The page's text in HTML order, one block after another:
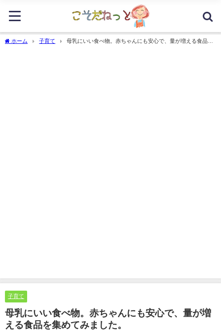
ホーム 子育て
母乳にいい食べ物。赤ちゃんにも安心で、量が増える食品を
子育て
母乳にいい食べ物。赤ちゃんにも安心で、量が増
える食品を集めてみました。